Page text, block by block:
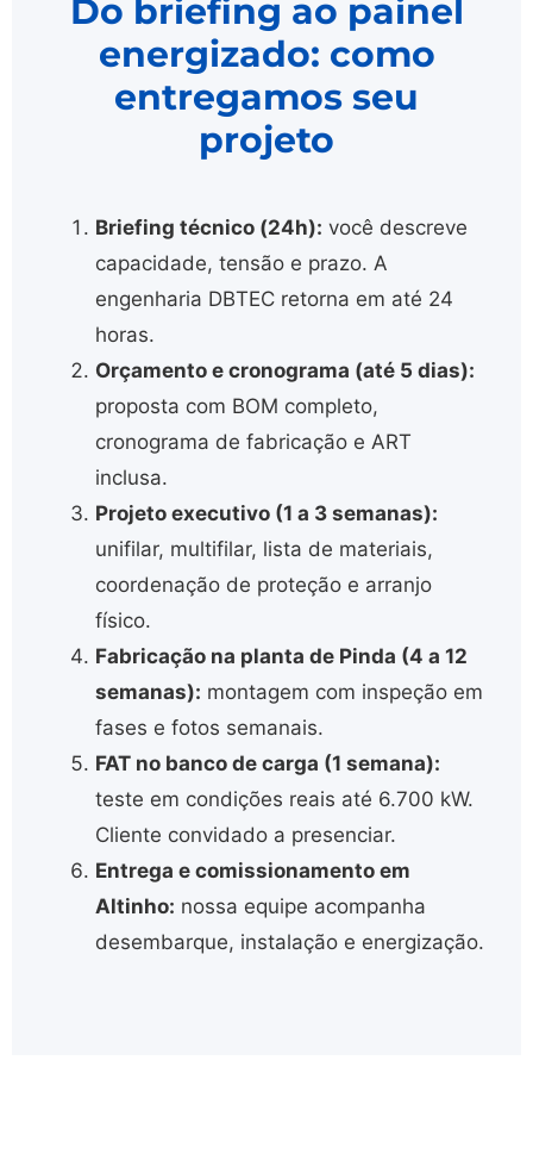
Do briefing ao painel
energizado: como
entregamos seu
projeto
Briefing técnico (24h): você descreve
capacidade, tensão e prazo. A
engenharia DBTEC retorna em até 24
horas.
Orçamento e cronograma (até 5 dias):
proposta com BOM completo,
cronograma de fabricação e ART
inclusa.
Projeto executivo (1 a 3 semanas):
unifilar, multifilar, lista de materiais,
coordenação de proteção e arranjo
físico.
Fabricação na planta de Pinda (4 a 12
semanas): montagem com inspeção em
fases e fotos semanais.
FAT no banco de carga (1 semana):
teste em condições reais até 6.700 kW.
Cliente convidado a presenciar.
Entrega e comissionamento em
Altinho: nossa equipe acompanha
desembarque, instalação e energização.